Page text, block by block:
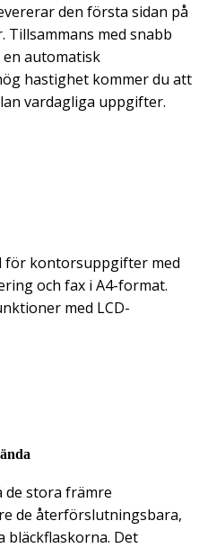
den första sidan på
Tillsammans med snabb
automatisk
hastighet kommer du att
vardagliga uppgifter.
för kontorsuppgifter med
och fax i A4-format.
med LCD-
de stora främre
de återförslutningsbara,
bläckflaskorna. Det